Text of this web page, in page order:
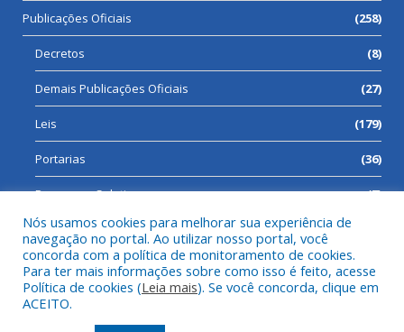
Publicações Oficiais (258)
Decretos (8)
Demais Publicações Oficiais (27)
Leis (179)
Portarias (36)
Processos Seletivos (7)
Todos os direitos reservados a Prefeitura Municipal de Cumaru
do Norte.
Nós usamos cookies para melhorar sua experiência de
navegação no portal. Ao utilizar nosso portal, você
concorda com a política de monitoramento de cookies.
Para ter mais informações sobre como isso é feito, acesse
Política de cookies (Leia mais). Se você concorda, clique em
ACEITO.